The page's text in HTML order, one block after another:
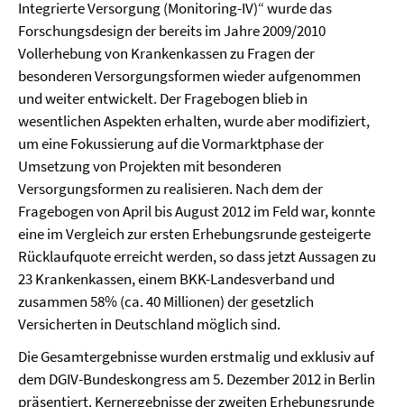
Integrierte Versorgung (Monitoring-IV)“ wurde das
Forschungsdesign der bereits im Jahre 2009/2010
Vollerhebung von Krankenkassen zu Fragen der
besonderen Versorgungsformen wieder aufgenommen
und weiter entwickelt. Der Fragebogen blieb in
wesentlichen Aspekten erhalten, wurde aber modifiziert,
um eine Fokussierung auf die Vormarktphase der
Umsetzung von Projekten mit besonderen
Versorgungsformen zu realisieren. Nach dem der
Fragebogen von April bis August 2012 im Feld war, konnte
eine im Vergleich zur ersten Erhebungsrunde gesteigerte
Rücklaufquote erreicht werden, so dass jetzt Aussagen zu
23 Krankenkassen, einem BKK-Landesverband und
zusammen 58% (ca. 40 Millionen) der gesetzlich
Versicherten in Deutschland möglich sind.
Die Gesamtergebnisse wurden erstmalig und exklusiv auf
dem DGIV-Bundeskongress am 5. Dezember 2012 in Berlin
präsentiert. Kernergebnisse der zweiten Erhebungsrunde